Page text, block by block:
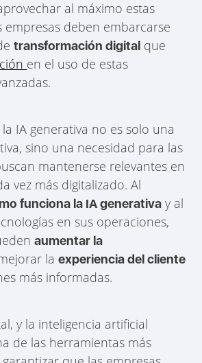
al máximo estas
empresas deben embarcarse
transformación digital que
en el uso de estas
IA generativa no es solo una
sino una necesidad para las
mantenerse relevantes en
vez más digitalizado. Al
funciona la IA generativa y al
en sus operaciones,
aumentar la
laexperiencia del cliente
más informadas.
y la inteligencia artificial
de las herramientas más